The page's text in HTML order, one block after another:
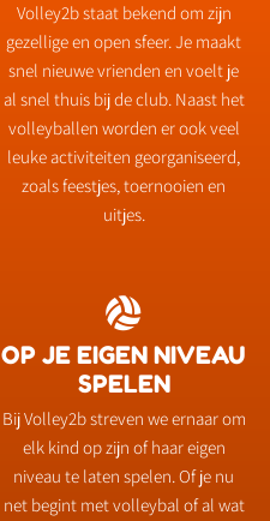
Volley2b staat bekend om zijn
gezellige en open sfeer. Je maakt
snel nieuwe vrienden en voelt je
al snel thuis bij de club. Naast het
volleyballen worden er ook veel
leuke activiteiten georganiseerd,
zoals feestjes, toernooien en
uitjes.
OP JE EIGEN NIVEAU
SPELEN
Bij Volley2b streven we ernaar om
elk kind op zijn of haar eigen
niveau te laten spelen. Of je nu
net begint met volleybal of al wat